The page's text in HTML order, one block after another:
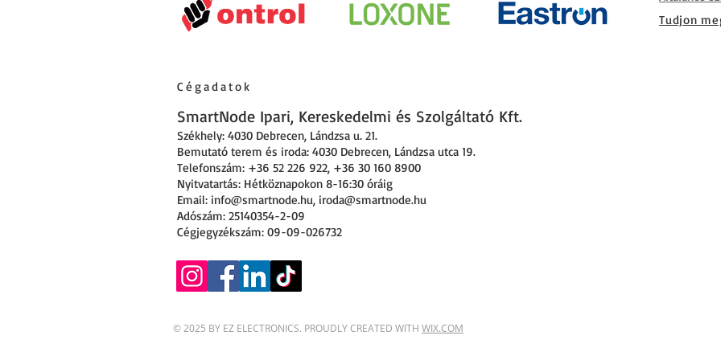
Tudjon
Cégadatok
SmartNode Ipari, Kereskedelmi és Szolgáltató Kft.
Székhely: 4030 Debrecen, Lándzsa u. 21.
Bemutató terem és iroda: 4030 Debrecen, Lándzsa utca 19.
Telefonszám: +36 52 226 922, +36 30 160 8900
Nyitvatartás: Hétköznapokon 8-16:30 óráig
Email: info@smartnode.hu, iroda@smartnode.hu
Adószám: 25140354-2-09
Cégjegyzékszám: 09-09-026732
© 2025 BY EZ ELECTRONICS. PROUDLY CREATED WITH WIX.COM